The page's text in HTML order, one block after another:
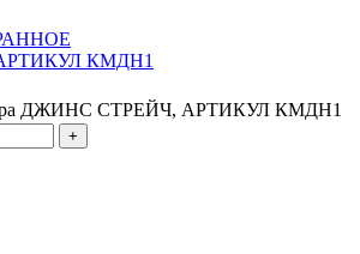
КМДН1
ДЖИНС СТРЕЙЧ, АРТИКУЛ КМДН1